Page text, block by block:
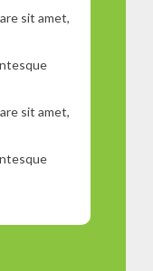
sit amet,
sit amet,